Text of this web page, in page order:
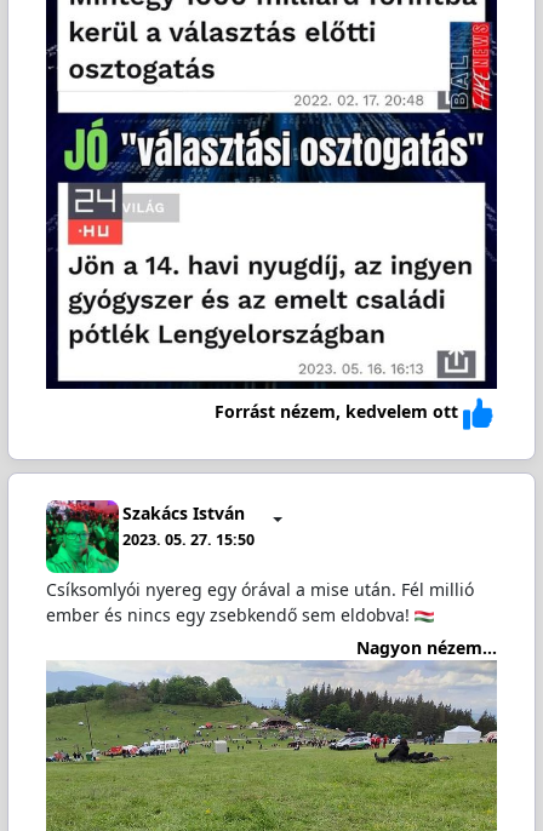
Forrást nézem, kedvelem ott
Szakács István
2023. 05. 27. 15:50
Csíksomlyói nyereg egy órával a mise után. Fél millió
ember és nincs egy zsebkendő sem eldobva!
Nagyon nézem...